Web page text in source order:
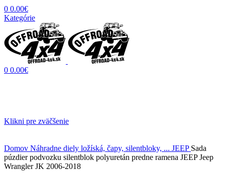
0 0.00€
Kategórie
0 0.00€
Klikni pre zväčšenie
Domov Náhradne diely ložíská, čapy, silentbloky, ... JEEP Sada
púzdier podvozku silentblok polyuretán predne ramena JEEP Jeep
Wrangler JK 2006-2018